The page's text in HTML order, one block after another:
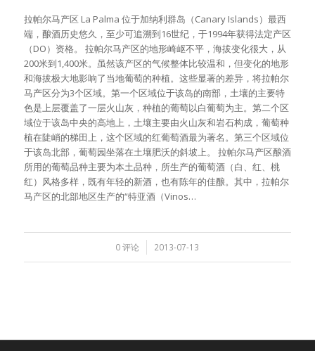
拉帕尔马产区 La Palma 位于加纳利群岛（Canary Islands）最西
端，酿酒历史悠久，至少可追溯到16世纪，于1994年获得法定产区
（DO）资格。 拉帕尔马产区的地形崎岖不平，海拔变化很大，从
200米到1,400米。虽然该产区的气候整体比较温和，但变化的地形
和海拔极大地影响了当地葡萄的种植。这些显著的差异，将拉帕尔
马产区分为3个区域。第一个区域位于该岛的南部，土壤的主要特
色是上层覆盖了一层火山灰，种植的葡萄以白葡萄为主。第二个区
域位于该岛中央的高地上，土壤主要由火山灰和岩石构成，葡萄种
植在陡峭的梯田上，这个区域的红葡萄酒最为著名。第三个区域位
于该岛北部，葡萄园坐落在土壤肥沃的斜坡上。 拉帕尔马产区酿酒
所用的葡萄品种主要为本土品种，所生产的葡萄酒（白、红、桃
红）风格多样，既有年轻的新酒，也有陈年的佳酿。其中，拉帕尔
马产区的北部地区生产的“特亚酒（Vinos…
0 评论 2013-07-13